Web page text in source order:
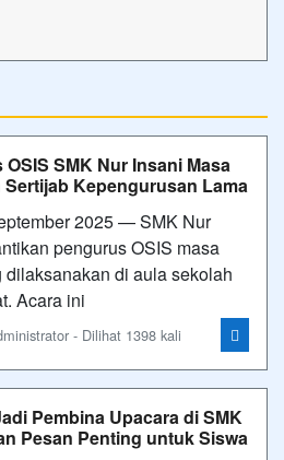
SMK Nur Insani Masa
Sertijab Kepengurusan Lama
2025 — SMK Nur
pengurus OSIS masa
di aula sekolah
Acara ini
- Dilihat 1398 kali
Pembina Upacara di SMK
Pesan Penting untuk Siswa